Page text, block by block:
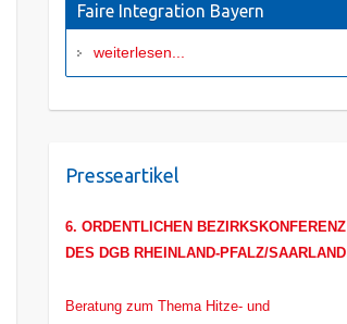
Faire Integration Bayern
weiterlesen...
Presseartikel
6. ORDENTLICHEN BEZIRKSKONFERENZ
DES DGB RHEINLAND-PFALZ/SAARLAND
Beratung zum Thema Hitze- und